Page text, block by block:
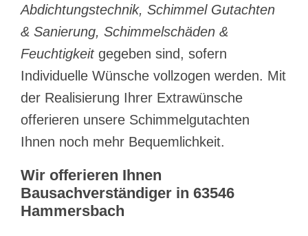
Abdichtungstechnik, Schimmel Gutachten
& Sanierung, Schimmelschäden &
Feuchtigkeitgegeben sind, sofern
Individuelle Wünsche vollzogen werden. Mit
der Realisierung Ihrer Extrawünsche
offerieren unsere Schimmelgutachten
Ihnen noch mehr Bequemlichkeit.
Wir offerieren Ihnen
Bausachverständiger in 63546
Hammersbach